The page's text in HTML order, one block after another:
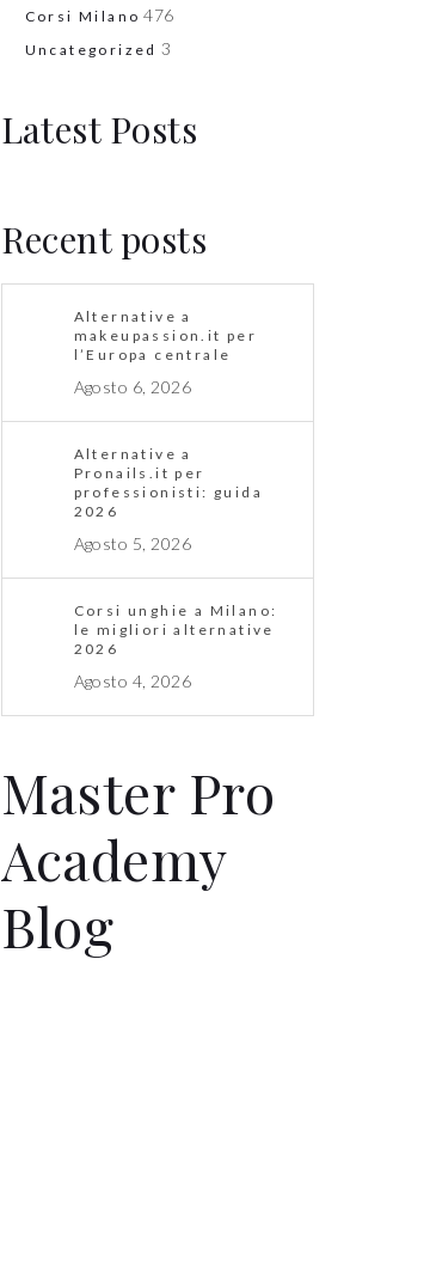
Corsi Milano 476
Uncategorized 3
Latest Posts
Recent posts
Alternative a
makeupassion.it per
l’Europa centrale
Agosto 6, 2026
Alternative a
Pronails.it per
professionisti: guida
2026
Agosto 5, 2026
Corsi unghie a Milano:
le migliori alternative
2026
Agosto 4, 2026
Master Pro
Academy
Blog